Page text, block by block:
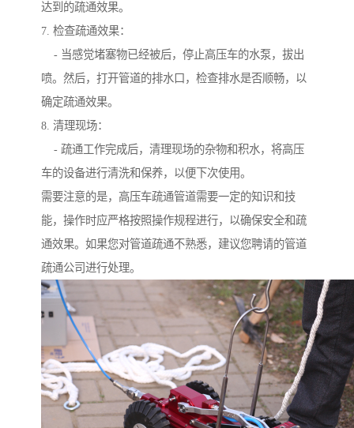
达到的疏通效果。
7. 检查疏通效果：
- 当感觉堵塞物已经被后，停止高压车的水泵，拔出
喷。然后，打开管道的排水口，检查排水是否顺畅，以
确定疏通效果。
8. 清理现场：
- 疏通工作完成后，清理现场的杂物和积水，将高压
车的设备进行清洗和保养，以便下次使用。
需要注意的是，高压车疏通管道需要一定的知识和技
能，操作时应严格按照操作规程进行，以确保安全和疏
通效果。如果您对管道疏通不熟悉，建议您聘请的管道
疏通公司进行处理。